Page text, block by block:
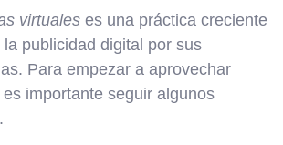
virtuales es una práctica creciente
publicidad digital por sus
Para empezar a aprovechar
importante seguir algunos